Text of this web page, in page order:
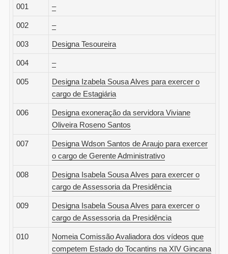
001 –
002 –
003 Designa Tesoureira
004 –
005
Designa Izabela Sousa Alves para exercer o
cargo de Estagiária
006
Designa exoneração da servidora Viviane
Oliveira Roseno Santos
007
Designa Wdson Santos de Araujo para exercer
o cargo de Gerente Administrativo
008
Designa Isabela Sousa Alves para exercer o
cargo de Assessoria da Presidência
009
Designa Isabela Sousa Alves para exercer o
cargo de Assessoria da Presidência
010
Nomeia Comissão Avaliadora dos vídeos que
competem Estado do Tocantins na XIV Gincana